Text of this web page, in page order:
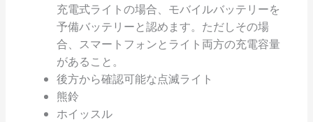
充電式ライトの場合、モバイルバッテリーを
予備バッテリーと認めます。ただしその場
合、スマートフォンとライト両方の充電容量
があること。
後方から確認可能な点滅ライト
熊鈴
ホイッスル